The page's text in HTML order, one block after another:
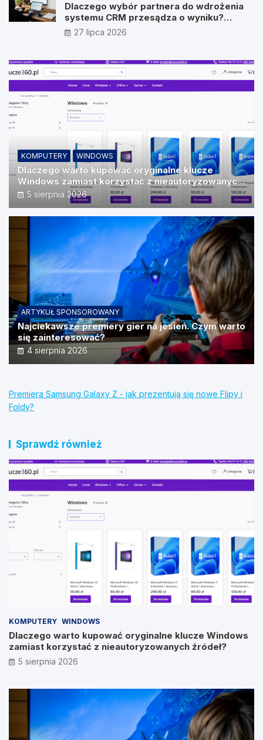
Dlaczego wybór partnera do wdrożenia
systemu CRM przesądza o wyniku?
Wywiad z Pawłem Prymakowskim, CEO IT
Vision
27 lipca 2026
KOMPUTERY WINDOWS
Dlaczego warto kupować oryginalne klucze
Windows zamiast korzystać z nieautoryzowanych
źródeł?
5 sierpnia 2026
ARTYKUŁ SPONSOROWANY
Najciekawsze premiery gier na jesień. Czym warto
się zainteresować?
4 sierpnia 2026
Premiera Samsung Galaxy Z - jak prezentują się nowe Flipy i
Foldy?
Sprawdź również
KOMPUTERY WINDOWS
Dlaczego warto kupować oryginalne klucze Windows
zamiast korzystać z nieautoryzowanych źródeł?
5 sierpnia 2026